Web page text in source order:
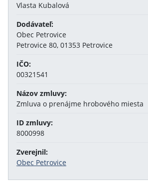
Vlasta Kubalová
Dodávateľ:
Obec Petrovice
Petrovice 80, 01353 Petrovice
IČO:
00321541
Názov zmluvy:
Zmluva o prenájme hrobového miesta
ID zmluvy:
8000998
Zverejnil:
Obec Petrovice